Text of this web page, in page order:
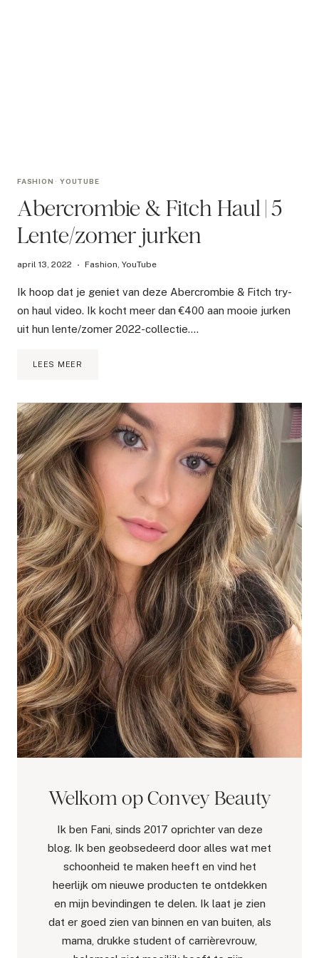
FASHION ·YOUTUBE
Abercrombie & Fitch Haul | 5
Lente/zomer jurken
april 13, 2022 Fashion,YouTube
Ik hoop dat je geniet van deze Abercrombie & Fitch try-
on haul video. Ik kocht meer dan €400 aan mooie jurken
uit hun lente/zomer 2022-collectie….
LEES MEER
|
5
LENTE/ZOMER
JURKEN
Welkom op Convey Beauty
Ik ben Fani, sinds 2017 oprichter van deze
blog. Ik ben geobsedeerd door alles wat met
schoonheid te maken heeft en vind het
heerlijk om nieuwe producten te ontdekken
en mijn bevindingen te delen. Ik laat je zien
dat er goed zien van binnen en van buiten, als
mama, drukke student of carrièrevrouw,